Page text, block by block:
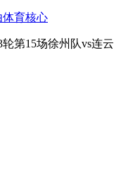
体育核心
第15场徐州队vs连云